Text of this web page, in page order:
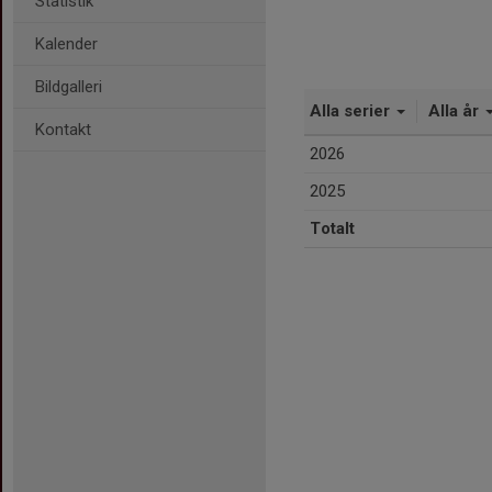
Kalender
Bildgalleri
Kontakt
Alla serier Alla år
2026
2025
Totalt